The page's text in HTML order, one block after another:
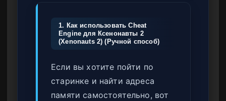
1. Как использовать Cheat
Engine для Ксенонавты 2
(Xenonauts 2) (Ручной способ)
Если вы хотите пойти по
старинке и найти адреса
памяти самостоятельно, вот